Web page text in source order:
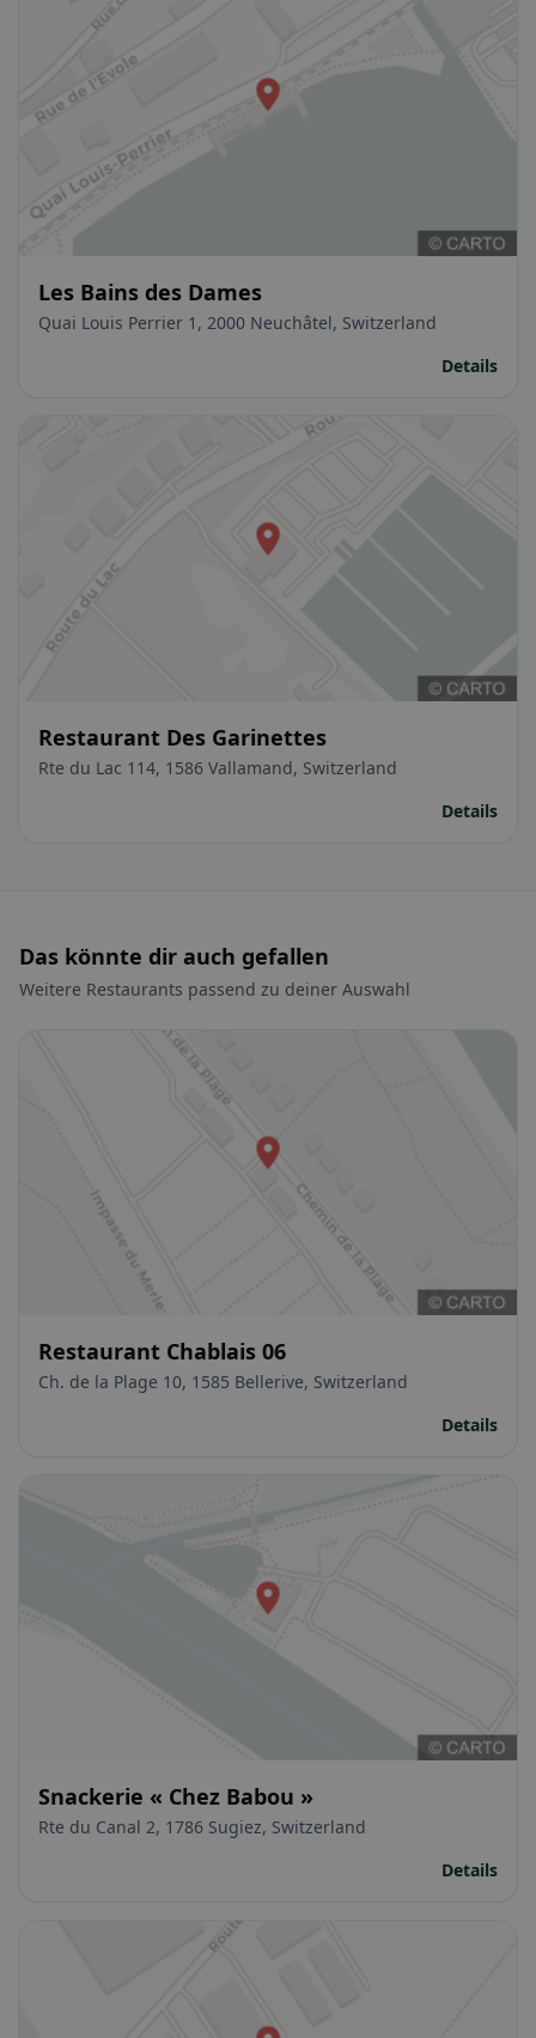
Les Bains des Dames
Quai Louis Perrier 1, 2000 Neuchâtel, Switzerland
Details
Restaurant Des Garinettes
Rte du Lac 114, 1586 Vallamand, Switzerland
Details
Das könnte dir auch gefallen
Weitere Restaurants passend zu deiner Auswahl
Restaurant Chablais 06
Ch. de la Plage 10, 1585 Bellerive, Switzerland
Details
Snackerie « Chez Babou »
Rte du Canal 2, 1786 Sugiez, Switzerland
Details